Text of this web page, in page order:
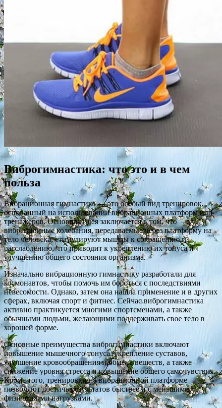
Виброгимнастика: что это и в чем
польза
Вибрационная гимнастика — это особый вид тренировок,
основанный на использовании вибрационных платформ или
тренажеров. Основная идея заключается в том, что
вибрационные колебания, передаваемые через платформу на
тело человека, стимулируют мышцы к сокращению и
расслаблению, что приводит к укреплению их тонуса и
улучшению общего состояния организма.
Изначально вибрационную гимнастику разработали для
космонавтов, чтобы помочь им бороться с последствиями
невесомости. Однако, затем она нашла применение и в других
сферах, включая спорт и фитнес. Сейчас виброгимнастика
активно практикуется многими спортсменами, а также
обычными людьми, желающими поддерживать свое тело в
хорошей форме.
Основные преимущества виброгимнастики включают
повышение мышечного тонуса, укрепление суставов,
улучшение кровообращения и обмена веществ, а также
снижение уровня стресса и повышение общего самочувствия.
Кроме того, тренировки на вибрационной платформе
позволяют достичь результатов быстрее и с меньшими
физическими нагрузками.